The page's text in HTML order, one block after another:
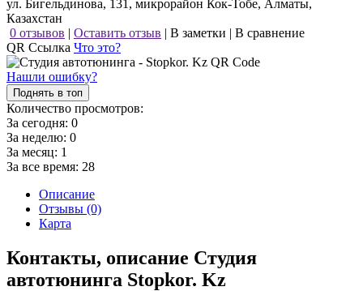
ул. Бигельдинова, 131, микрорайон Кок-Тобе, Алматы,
Казахстан
0 отзывов | Оставить отзыв | В заметки | В сравнение
QR Ссылка Что это?
Нашли ошибку?
Поднять в топ
Количество просмотров:
За сегодня: 0
За неделю: 0
За месяц: 1
За все время: 28
Описание
Отзывы (0)
Карта
Контакты, описание Студия
автотюнинга Stopkor. Kz